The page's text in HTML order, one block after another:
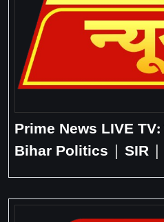
Prime News LIVE TV:
Bihar Politics | SIR
Gandhi | Delhi